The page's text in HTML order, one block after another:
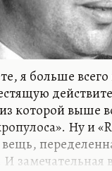
я больше
которой выше
Ну и
вещь,